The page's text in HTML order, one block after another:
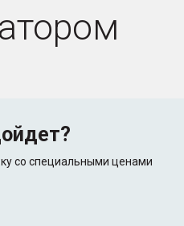
со специальными ценами